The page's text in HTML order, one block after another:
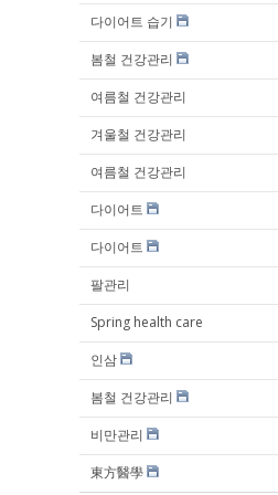
다이어트 습기
봄철 건강관리
여름철 건강관리
겨울철 건강관리
여름철 건강관리
다이어트
다이어트
팔관리
Spring health care
인삼
봄철 건강관리
비만관리
東方醫學